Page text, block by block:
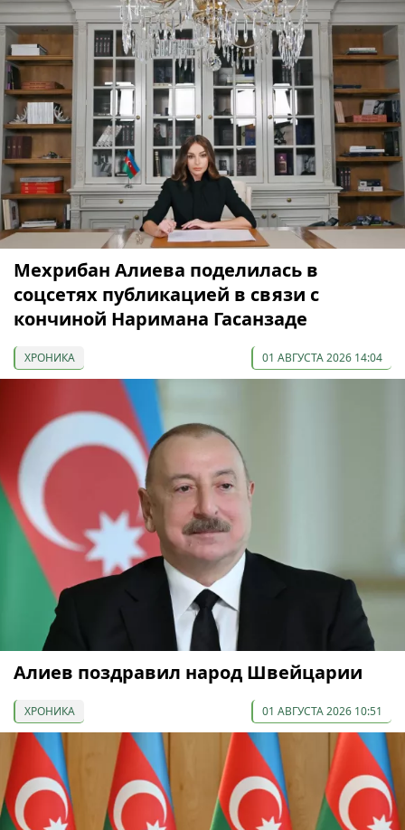
Мехрибан Алиева поделилась в
соцсетях публикацией в связи с
кончиной Наримана Гасанзаде
ХРОНИКА 01 АВГУСТА 2026 14:04
Алиев поздравил народ Швейцарии
ХРОНИКА 01 АВГУСТА 2026 10:51